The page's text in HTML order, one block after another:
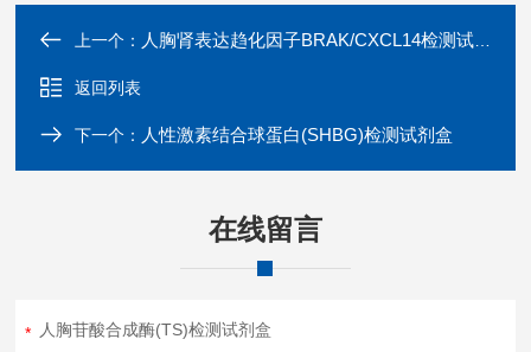
上一个： 人胸肾表达趋化因子BRAK/CXCL14检测试剂盒
返回列表
下一个： 人性激素结合球蛋白(SHBG)检测试剂盒
在线留言